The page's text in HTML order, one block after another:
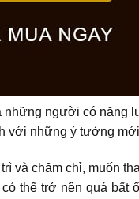
người có năng
với những ý tưởng
và chăm chỉ, muốn
thể trở nên quá bất